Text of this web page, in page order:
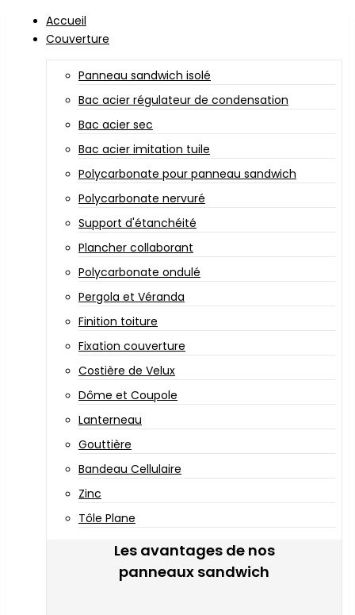
Accueil
Couverture
Panneau sandwich isolé
Bac acier régulateur de condensation
Bac acier sec
Bac acier imitation tuile
Polycarbonate pour panneau sandwich
Polycarbonate nervuré
Support d'étanchéité
Plancher collaborant
Polycarbonate ondulé
Pergola et Véranda
Finition toiture
Fixation couverture
Costière de Velux
Dôme et Coupole
Lanterneau
Gouttière
Bandeau Cellulaire
Zinc
Tôle Plane
Les avantages de nos
panneaux sandwich